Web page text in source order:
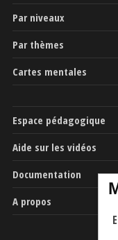
Par niveaux
Par thèmes
Cartes mentales
Espace pédagogique
Aide sur les vidéos
Documentation
A propos